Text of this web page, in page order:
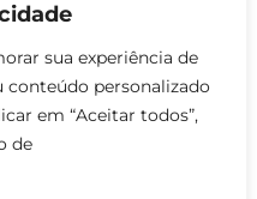
sua experiência de
conteúdo personalizado
em “Aceitar todos”,
de